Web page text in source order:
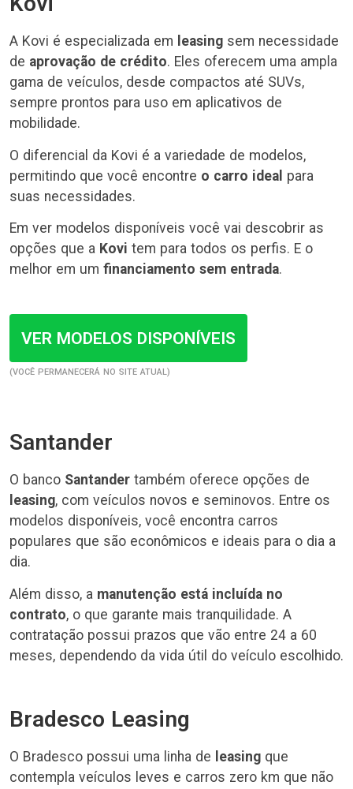
A Kovi é especializada em leasing sem necessidade
de aprovação de crédito. Eles oferecem uma ampla
gama de veículos, desde compactos até SUVs,
sempre prontos para uso em aplicativos de
mobilidade.
O diferencial da Kovi é a variedade de modelos,
permitindo que você encontre o carro ideal para
suas necessidades.
Em ver modelos disponíveis você vai descobrir as
opções que a Kovi tem para todos os perfis. E o
melhor em um financiamento sem entrada.
VER MODELOS DISPONÍVEIS
(VOCÊ PERMANECERÁ NO SITE ATUAL)
Santander
O banco Santander também oferece opções de
leasing, com veículos novos e seminovos. Entre os
modelos disponíveis, você encontra carros
populares que são econômicos e ideais para o dia a
dia.
Além disso, a manutenção está incluída no
contrato, o que garante mais tranquilidade. A
contratação possui prazos que vão entre 24 a 60
meses, dependendo da vida útil do veículo escolhido.
Bradesco Leasing
O Bradesco possui uma linha de leasing que
contempla veículos leves e carros zero km que não